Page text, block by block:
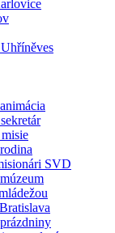
SVD